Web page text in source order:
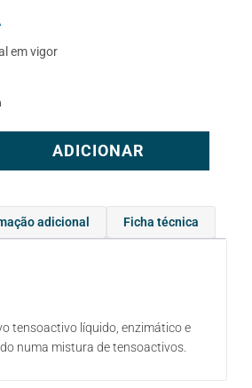
em vigor
ADICIONAR
adicional Ficha técnica
tensoactivo líquido, enzimático e
numa mistura de tensoactivos.